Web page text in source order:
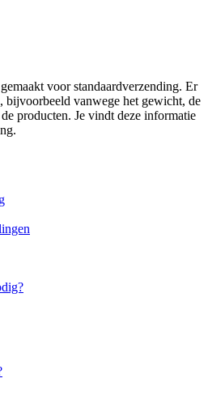
voor standaardverzending. Er
bijvoorbeeld vanwege het gewicht, de
producten. Je vindt deze informatie